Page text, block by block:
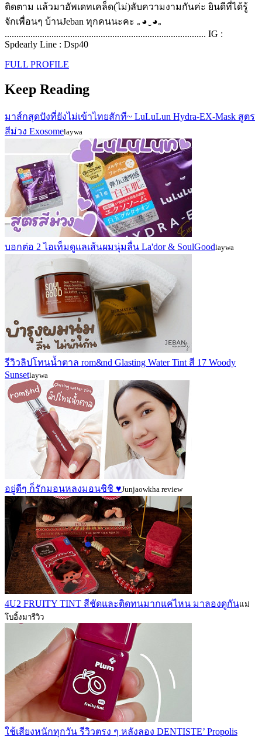
ติดตาม เเล้วมาอัพเดทเคล็ด(ไม่)ลับความงามกันค่ะ ยินดีที่ได้รู้
จักเพื่อนๆ บ้านJeban ทุกคนนะคะ ｡◕‿◕｡
...................................................................................... IG :
Spdearly Line : Dsp40
FULL PROFILE
Keep Reading
มาส์กสุดปังที่ยังไม่เข้าไทยสักที~ LuLuLun Hydra-EX-Mask สูตร
สีม่วง Exosomelaywa
บอกต่อ 2 ไอเท็มดูแลเส้นผมนุ่มลื่น La'dor & SoulGoodlaywa
รีวิวลิปโทนน้ำตาล rom&nd Glasting Water Tint สี 17 Woody
Sunsetlaywa
อยู่ดีๆ ก็รักมอนหลงมอนชิชิ ♥️Junjaowkha review
4U2 FRUITY TINT สีชัดและติดทนมากแค่ไหน มาลองดูกันแม่
โบอิ้งมารีวิว
ใช้เสียงหนักทุกวัน รีวิวตรง ๆ หลังลอง DENTISTE’ Propolis